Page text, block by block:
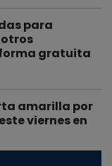
para
gratuita
amarilla por
viernes en